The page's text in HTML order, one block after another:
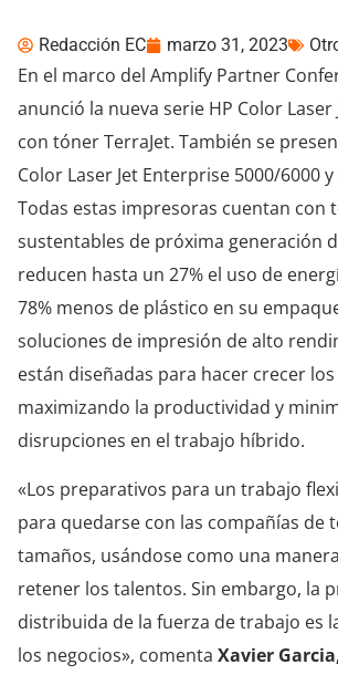
Redacción EC marzo 31, 2023
En el marco del Amplify Partner
anunció la nueva serie HP Color Laser
con tóner TerraJet. También se
Color Laser Jet Enterprise 5000/6000 y
Todas estas impresoras cuentan con
sustentables de próxima generación
reducen hasta un 27% el uso de
78% menos de plástico en su
soluciones de impresión de alto
están diseñadas para hacer crecer
maximizando la productividad y
disrupciones en el trabajo híbrido.
«Los preparativos para un trabajo
para quedarse con las compañías de
tamaños, usándose como una
retener los talentos. Sin embargo, la
distribuida de la fuerza de trabajo es
los negocios», comenta Xavier